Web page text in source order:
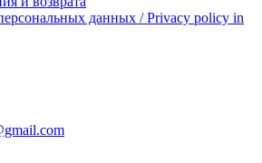
данных / Privacy policy in